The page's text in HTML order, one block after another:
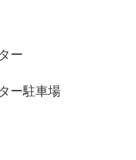
ー
ー駐車場